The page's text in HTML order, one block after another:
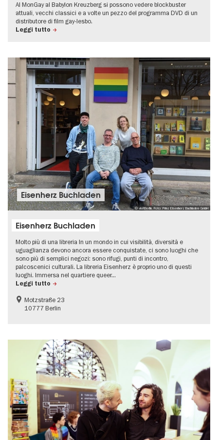
Al MonGay al Babylon Kreuzberg si possono vedere blockbuster
attuali, vecchi classici e a volte un pezzo del programma DVD di un
distributore di film gay-lesbo.
Leggi tutto
© visitBerlin, Foto: Prinz Eisenherz Buchladen GmbH
Eisenherz Buchladen
Eisenherz Buchladen
Molto più di una libreria In un mondo in cui visibilità, diversità e
uguaglianza devono ancora essere conquistate, ci sono luoghi che
sono più di semplici negozi: sono rifugi, punti di incontro,
palcoscenici culturali. La libreria Eisenherz è proprio uno di questi
luoghi. Immersa nel quartiere queer...
Leggi tutto
Motzstraße 23
10777 Berlin